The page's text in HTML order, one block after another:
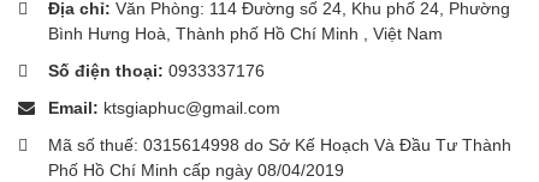
tai nghe bluetooth, vòng đeo tay thông minh,.. Pin sạc dự phòng
được trang bị đèn LED hiển thị 4 mức dung lượng pin sạc.
không dây Xiaomi được gia công từ vật liệu PC cao cấp và trang
vệ quá tải, phòng điện quá mức, bảo vệ nhiệt độ cao và bảo vệ
ngắn mạch, đảm bảo an toàn cho người dùng và thiết bị.
Địa chỉ: Văn Phòng: 114 Đường số 24, Khu phố 24, Phường
Bình Hưng Hoà, Thành phố Hồ Chí Minh , Việt Nam
Số điện thoại: 0933337176
Email: ktsgiaphuc@gmail.com
Mã số thuế: 0315614998 do Sở Kế Hoạch Và Đầu Tư Thành
Phố Hồ Chí Minh cấp ngày 08/04/2019